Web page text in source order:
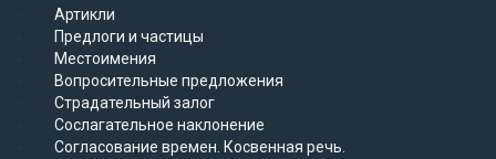
Артикли
Предлоги и частицы
Местоимения
Вопросительные предложения
Страдательный залог
Сослагательное наклонение
Согласование времен. Косвенная речь.